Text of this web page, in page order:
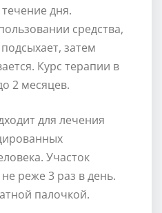
дня.
средства,
затем
Курс терапии в
2 месяцев.
для лечения
Участок
реже 3 раз в день.
палочкой.